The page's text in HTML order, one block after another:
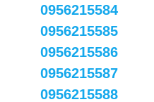
0956215584
0956215585
0956215586
0956215587
0956215588